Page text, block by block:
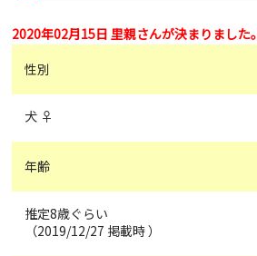
2020年02月15日 里親さんが決まりました。
性別
犬 ♀
年齢
推定8歳ぐらい
（2019/12/27 掲載時 ）